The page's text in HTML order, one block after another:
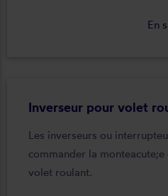
En
Inverseur pour volet
Les inverseurs ou
commander la
volet roulant.